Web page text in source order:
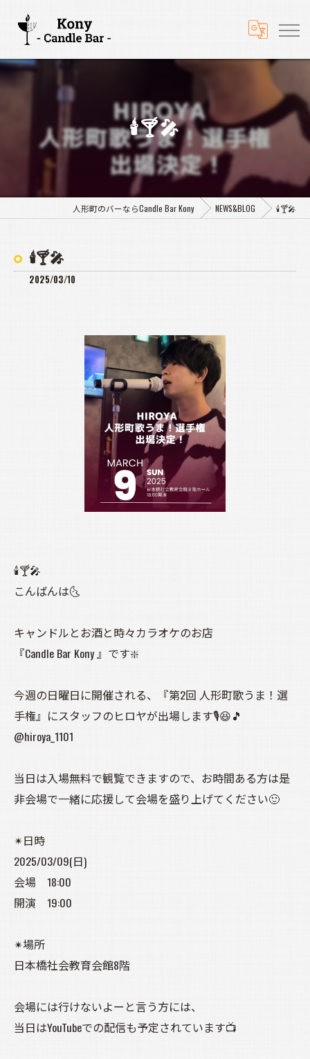
🕯️🍸️🎤
人形町のバーならCandle Bar Kony NEWS&BLOG 🕯️🍸️🎤
🕯️🍸️🎤
2025/03/10
🕯️🍸️🎤
こんばんは🌜️
キャンドルとお酒と時々カラオケのお店
『Candle Bar Kony 』です❇️
今週の日曜日に開催される、『第2回 人形町歌うま！選
手権』にスタッフのヒロヤが出場します🎙️😆🎵
@hiroya_1101
当日は入場無料で観覧できますので、お時間ある方は是
非会場で一緒に応援して会場を盛り上げてください🙂
✴日時
2025/03/09(日)
会場 18:00
開演 19:00
✴場所
日本橋社会教育会館8階
会場には行けないよーと言う方には、
当日はYouTubeでの配信も予定されています📺